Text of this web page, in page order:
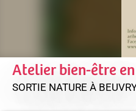
Atelier bien-être
SORTIE NATURE À